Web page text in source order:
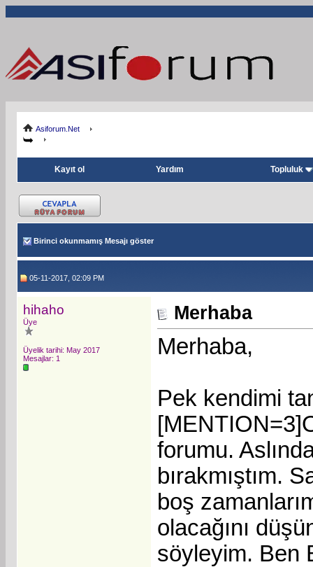
Asiforum.Net
Kayıt ol Yardım Topluluk
Birinci okunmamış Mesajı göster
05-11-2017, 02:09 PM
hihaho
Üye
Üyelik tarihi: May 2017
Mesajlar: 1
Merhaba
Merhaba,
Pek kendimi
forumu.
bırakmıştım.
boş
olacağını
söyleyim. Ben